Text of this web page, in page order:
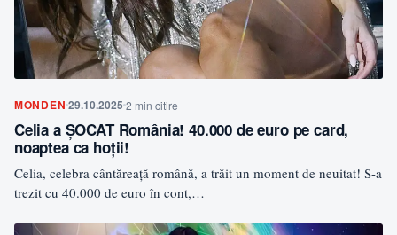
MONDEN29.10.20252 min citire
Celia a ȘOCAT România! 40.000 de euro pe card,
noaptea ca hoții!
Celia, celebra cântăreață română, a trăit un moment de neuitat! S-a
trezit cu 40.000 de euro în cont,…